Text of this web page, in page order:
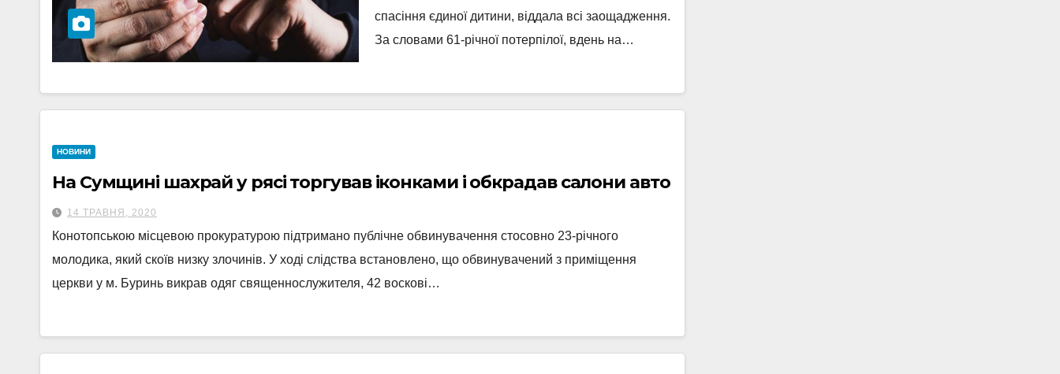
спасіння єдиної дитини, віддала всі заощадження.
За словами 61-річної потерпілої, вдень на…
НОВИНИ
На Сумщині шахрай у рясі торгував іконками і обкрадав салони авто
14 ТРАВНЯ, 2020
Конотопською місцевою прокуратурою підтримано публічне обвинувачення стосовно 23-річного
молодика, який скоїв низку злочинів. У ході слідства встановлено, що обвинувачений з приміщення
церкви у м. Буринь викрав одяг священнослужителя, 42 воскові…